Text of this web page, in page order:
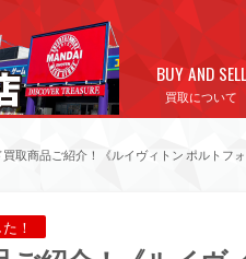
買取について
BUY AND SELL
取商品ご紹介！《ルイヴィトン ポルトフ
！